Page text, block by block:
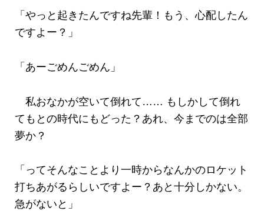
「やっと起きたんですね先輩！もう、心配したん
ですよー？」
「あーごめんごめん」
私おなかが空いて倒れて…… もしかして倒れ
てもとの時代にもどった？あれ、今までのは全部
夢か？
「ってそんなことより一時からなんかのロケット
打ちあがるらしいですよー？あと十分しかない。
急がないと」